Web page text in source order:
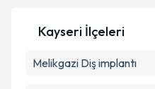
Metni'ni okudum
Kayseri İlçeleri
Melikgazi Diş implantı